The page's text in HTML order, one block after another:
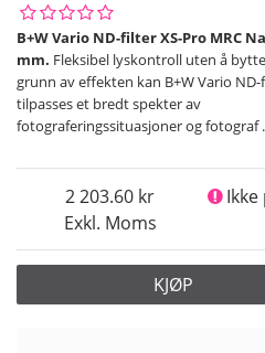
B+W Vario ND-filter XS-Pro MRC
mm. Fleksibel lyskontroll uten å
grunn av effekten kan B+W Vario
tilpasses et bredt spekter av
fotograferingssituasjoner og fotograf
Exkl. Moms
2 203.60 Ikke
KJØP